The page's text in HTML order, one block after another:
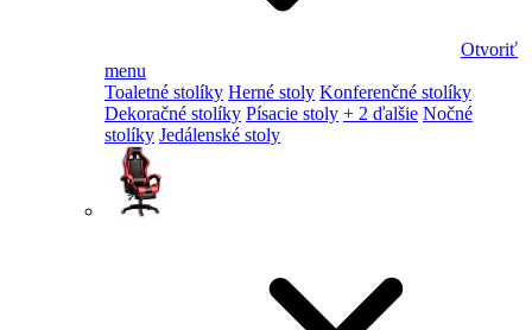
Otvoriť
menu
Toaletné stolíky Herné stoly Konferenčné stolíky
Dekoračné stolíky Písacie stoly + 2 ďalšie Nočné
stolíky Jedálenské stoly